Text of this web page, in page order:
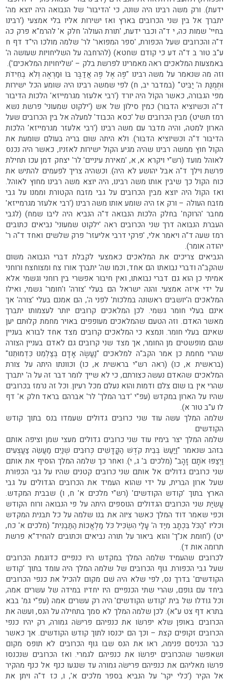
ידעת). ורק משה רבינו היה שונה, כי 'הדיבור' של הנבואה היה יוצא מה'
יתברך אל בין שני הכרובים בארץ ואז ישירות אליו בלי אמצעי ('רבינו
בחיי' שמות כה, י ד"ה וכבר ידעת, 'תורת העולה' חלק א' להרמ"א פרק כה
ד"ה והכרובים שעל הכפורת, 'ספר המפואר' לר' שלמה מולכו הי"ד דף ח
ע"ב טור ב ד"ה דע כי קודם שחטא) (להרחבה על השליחויות שעושה ה'
באמצעות המלאכים ראה מאמרינו לפרשת בלק – 'שליחויות המלאכים').
וזה מה שנאמר על משה רבינו "פֶּה אֶל פֶּה אֲדַבֶּר בּוֹ וּמַרְאֶה וְלֹא בְחִידֹת
וּתְמֻנַת ה' יַבִּיט" (במדבר יב, ח) לפי שמשה רבינו היה שומע הכל ישירות
מפי הגבורה, כאשר הקוֹל היה יורד ('רבי אלעזר מגרמייזא' הלכות הדיבור
ד"ה וכשיוציא הדבור) כמין סילוֹן של אש ('ילקוט שמעוני' פרשת נשא
רמז תשיט) מבין הכרובים של 'כסא הכבוד' למעלה אל בין הכרובים שעל
הארון למטה, והיה מדבר עם משה רבינו ('רבי אלעזר מגרמייזא' הלכות
הדיבור ד"ה וכשיוציא הדבור). ולא היתה שום בריה בעולם שומעת את
הקול חוץ ממשה רבינו שהיה מגיע הקול ישירות לאזניו, כאשר היה נכנס
לאוהל מועד (רש"י ויקרא א, א, 'מאירת עיניים' לר' יצחק דמן עכו תחילת
פרשת וילך ד"ה אבל יהושע לא היה). וכשהיה צריך לפעמים להתיש את
כוח הקול כך שיבין אותו משה רבינו, היה יוצא משה רבינו מחוץ לאוהל.
ואז הקול היה יוצא מבין הכרובים על גבי מזבח הקטורת וממנו על גבי
מזבח העולה – ורק אז היה שומע אותו משה רבינו ('רבי אלעזר מגרמייזא'
מחבר 'הרוקח' בחלק הלכות הנבואה ד"ה הנביא היה ליבו שמח) (לגבי
העברת הנבואה דרך שני הכרובים ראה 'ילקוט שמעוני' נביאים כתובים
רמז שעה ד"ה ויאמר אלי, 'פרקי דרבי אליעזר' פרק שלשים ואחד ד"ה ר'
יהודה אומר).
הנביאים צריכים את המלאכים כאמצעי לקבלת דברי הנבואה משום
שהקב"ה ודברי נבואתו הם אחד, וכמו שה' יתברך אורו צח ומצוחצח ורוחני
אמיתי כן הוא גם דברי נבואתו, ואין חיבור אפשרי בין רוחני וגשמי אלא
על ידי איזה אמצעי. והנה ישראל הם בעלי 'צורה' ו'חומר' גשמי, ואילו
המלאכים ה'יושבים ראשונה במלכות' לפני ה', הם אמנם בעלי 'צורה' אך
אינם בעלי חומר גשמי. לכן המלאכים קרובים יותר לעצמותו יתברך
מאשר האדם. וזה הטעם שהמלאכים מעופפים באויר מחמת קלוּתם יען
שאינם בעלי חומר. ונמצא כי המלאכים קרובים מצד אחד לבורא בעניין
שהם מופשטים מן החומר, אך מצד שני קרובים גם לאדם בעניין הצורה
שהרי מחמת כן אמר הקב"ה למלאכים "נַעֲשֶׂה אָדָם בְּצַלְמֵנוּ כִּדְמוּתֵנוּ"
(בראשית א, כו) (ראה רש"י בראשית א, כו) וכוונתו היתה על צורת
המלאכים שהאדם נעשה כצורתם, כי לא שייך לומר דבר זה על ה' יתברך
שהרי אין בו שום צלם ודמות והוא נעלם מכל רעיון. וכל זה נרמז בכרובים
שהיו על הארון במקדש (עפ"י 'דבר המלך' לר' אברהם בראד חלק א' דף
לו ע"ב טור א).
שלמה המלך עשה עוד שני כרוּבים גדולים שעמדו בנס בתוך קודש
הקודשים
שלמה המלך יצר בימיו עוד שני כרובים גדולים מעצי שמן וציפה אותם
בזהב שנאמר "וַיַּעַשׂ בְּבֵית קֹדֶשׁ הַקֳּדָשִׁים כְּרוּבִים שְׁנַיִם מַעֲשֵׂה צַעֲצֻעִים
וַיְצַפּוּ אֹתָם זָהָב" (מלכים ב' ג, י). ואחר כך שלמה המלך הוסיף את אותם
שני כרובים גדולים אל אותם שני כרובים קטנים שהיו על גבי הכפורת
שעל ארון הברית, על ידי שהוא העמיד את הכרובים הגדולים על גבי
הארץ בתוך 'קודש הקודשים' (רש"י מלכים א' ח, ו) שבבית המקדש.
עֲשִׂיַּת שני הכרובים הגדולים הנוספים היתה על פי הנבואה ורוח הקודש
וכפי שאמר דוד המלך כאשר ציוה את בנו שלמה על כל תבנית המקדש
וכליו "הַכֹּל בִּכְתָב מִיַּד ה' עָלַי הִשְׂכִּיל כֹּל מַלְאֲכוֹת הַתַּבְנִית" (מלכים א' כח,
יט) ('חומת אנ"ך' והוא ביאור על תורה נביאים וכתובים להחיד"א פרשת
תרומה אות ד).
לכרובים שהעמיד שלמה המלך במקדש היו כנפיים כדוגמת הכרובים
שעל גבי הכפורת. גוף הכרובים של שלמה המלך היה עומד בתוך 'קודש
הקודשים' בדרך נס, לפי שלא היה שׁם מקום להכיל את כנפי הכרובים
ביחד עם גופם, שהרי שתי הכנפיים היו יחדיו במידה של עשרים אמה,
וכל גודלו של בית 'קודש הקודשים' היה רק עשרים אמה (עפ"י גמ' בבא
בתרא דף צט ע"א). לכן שלמה המלך לא סמך בתחילה על הנס, ועשה את
הכרובים באופן שלא יפרשׂו את כנפיהם פרישׂה גמורה, רק יהיו כנפי
הכרובים זקופים קצת – וכך הם יכנסו לתוך קודש הקודשים. אך כאשר
כבר הכניסם פנימה, ראו את הנס שבו גוף הכרובים לא תופס מקום
ושאפשר שהכרובים יפרשׂו את כנפיהם לגמרי. ואז הכרובים שנכנסו
פרשׂו מאליהם את כנפיהם פרישׂה גמורה עד שנגעו כנף אל כנף מהקיר
אל הקיר ('כלי יקר' על הנביא בספר מלכים א', ו, כז ד"ה ויתן את